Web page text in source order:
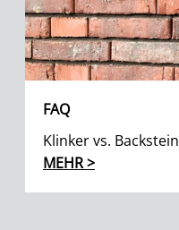
FAQ
Klinker vs. Backstein
MEHR >